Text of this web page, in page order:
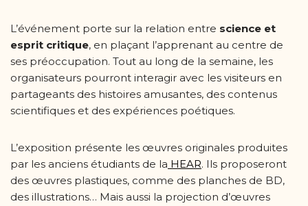
L’événement porte sur la relation entre science et
esprit critique, en plaçant l’apprenant au centre de
ses préoccupation. Tout au long de la semaine, les
organisateurs pourront interagir avec les visiteurs en
partageants des histoires amusantes, des contenus
scientifiques et des expériences poétiques.
L’exposition présente les œuvres originales produites
par les anciens étudiants de la HEAR. Ils proposeront
des œuvres plastiques, comme des planches de BD,
des illustrations… Mais aussi la projection d’œuvres